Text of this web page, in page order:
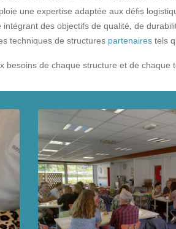
une expertise adaptée aux défis
des objectifs de qualité, de
techniques de structures partenaires tels
besoins de chaque structure et de chaque